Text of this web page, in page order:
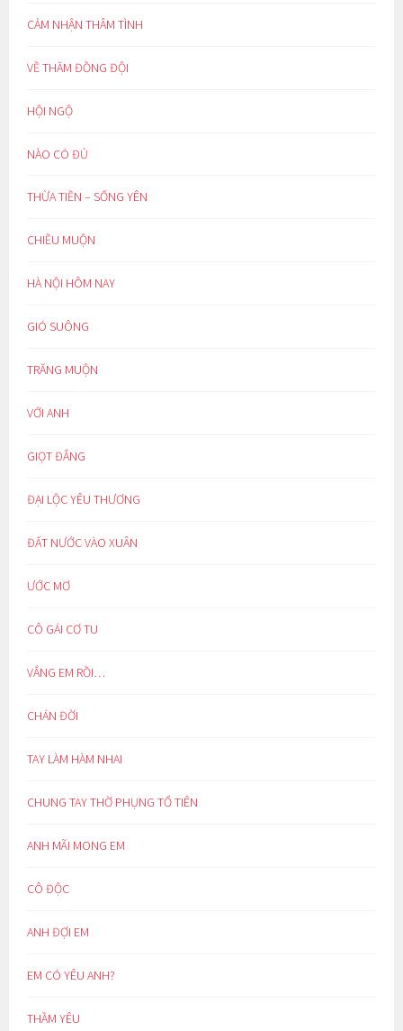
CẢM NHẬN THÂM TÌNH
VỀ THĂM ĐỒNG ĐỘI
HỘI NGỘ
NÀO CÓ ĐỦ
THỪA TIỀN – SỐNG YÊN
CHIỀU MUỘN
HÀ NỘI HÔM NAY
GIÓ SUÔNG
TRĂNG MUỘN
VỚI ANH
GIỌT ĐẮNG
ĐẠI LỘC YÊU THƯƠNG
ĐẤT NƯỚC VÀO XUÂN
ƯỚC MƠ
CÔ GÁI CƠ TU
VẮNG EM RỒI…
CHÁN ĐỜI
TAY LÀM HÀM NHAI
CHUNG TAY THỜ PHỤNG TỔ TIÊN
ANH MÃI MONG EM
CÔ ĐỘC
ANH ĐỢI EM
EM CÓ YÊU ANH?
THẦM YÊU